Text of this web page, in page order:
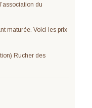
du
maturée. Voici les prix
Rucher des